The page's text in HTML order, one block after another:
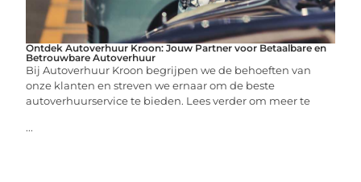
Ontdek Autoverhuur Kroon: Jouw Partner voor Betaalbare en
Betrouwbare Autoverhuur
Bij Autoverhuur Kroon begrijpen we de behoeften van
onze klanten en streven we ernaar om de beste
autoverhuurservice te bieden. Lees verder om meer te
...